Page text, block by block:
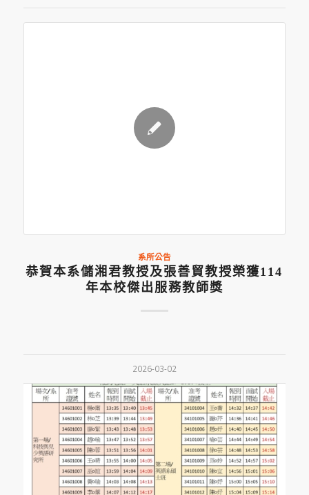
系所公告
恭賀本系儲湘君教授及張善貿教授榮獲114
年本校傑出服務教師獎
2026-03-02